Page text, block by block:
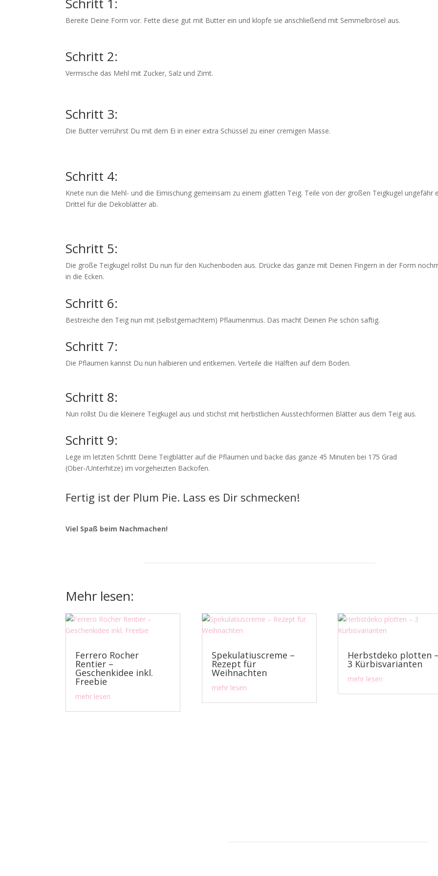
Bereite Deine Form vor. Fette diese gut mit Butter ein und klopfe sie anschließend mit Semmelbrösel aus.
Schritt 2:
Vermische das Mehl mit Zucker, Salz und Zimt.
Schritt 3:
Die Butter verrührst Du mit dem Ei in einer extra Schüssel zu einer cremigen Masse.
Schritt 4:
Knete nun die Mehl- und die Eimischung gemeinsam zu einem glatten Teig. Teile von der großen Teigkugel ungefähr
Drittel für die Dekoblätter ab.
Schritt 5:
Die große Teigkugel rollst Du nun für den Kuchenboden aus. Drücke das ganze mit Deinen Fingern in der Form
in die Ecken.
Schritt 6:
Bestreiche den Teig nun mit (selbstgemachtem) Pflaumenmus. Das macht Deinen Pie schön saftig.
Schritt 7:
Die Pflaumen kannst Du nun halbieren und entkernen. Verteile die Hälften auf dem Boden.
Schritt 8:
Nun rollst Du die kleinere Teigkugel aus und stichst mit herbstlichen Ausstechformen Blätter aus dem Teig aus.
Schritt 9:
Lege im letzten Schritt Deine Teigblätter auf die Pflaumen und backe das ganze 45 Minuten bei 175 Grad
(Ober-/Unterhitze) im vorgeheizten Backofen.
Fertig ist der Plum Pie. Lass es Dir schmecken!
Viel Spaß beim Nachmachen!
Mehr lesen:
Ferrero Rocher
Rentier –
Geschenkidee inkl.
Freebie
mehr lesen
Spekulatiuscreme –
Rezept für
Weihnachten
mehr lesen
Herbstdeko plotten
3 Kürbisvarianten
mehr lesen